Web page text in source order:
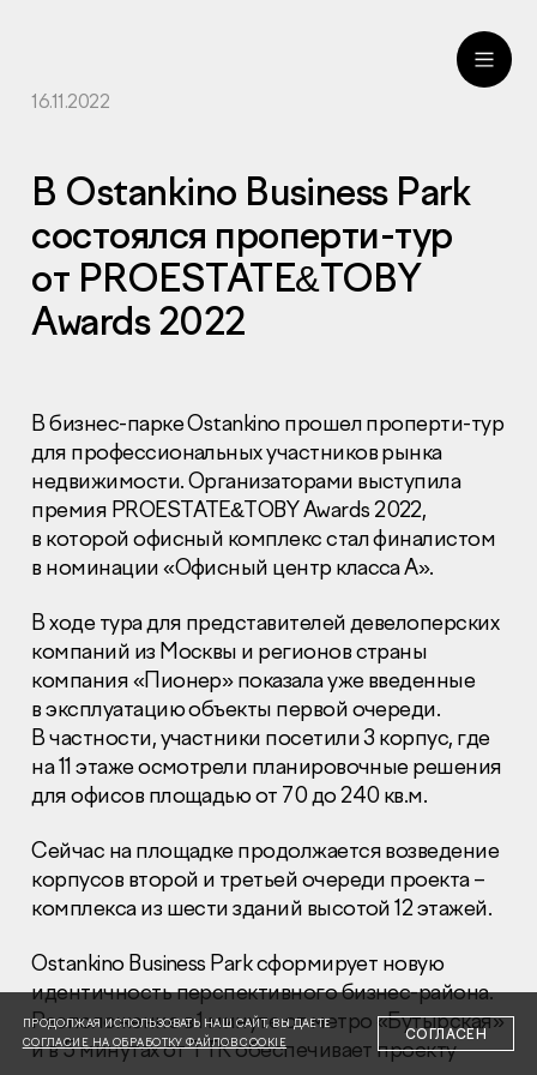
Раскрытие информации
Правовая информация
Сообщить о коррупции
+7 (495) 502 95 59
Отдел продаж
+7 (495) 641-35-35
Заказать звонок
© 2001-2026 Компания «Пионер»
16.11.2022
В Ostankino Business Park
состоялся проперти-тур
от PROESTATE&TOBY
Awards 2022
В бизнес-парке Ostankino прошел проперти-тур
для профессиональных участников рынка
недвижимости. Организаторами выступила
премия PROESTATE&TOBY Awards 2022,
в которой офисный комплекс стал финалистом
в номинации «Офисный центр класса А».
В ходе тура для представителей девелоперских
компаний из Москвы и регионов страны
компания «Пионер» показала уже введенные
в эксплуатацию объекты первой очереди.
В частности, участники посетили 3 корпус, где
на 11 этаже осмотрели планировочные решения
для офисов площадью от 70 до 240 кв.м.
Сейчас на площадке продолжается возведение
корпусов второй и третьей очереди проекта –
комплекса из шести зданий высотой 12 этажей.
Ostankino Business Park сформирует новую
идентичность перспективного бизнес-района.
Расположение в 1 минуте от метро «Бутырская»
и в 5 минутах от ТТК обеспечивает проекту
ПРОДОЛЖАЯ ИСПОЛЬЗОВАТЬ НАШ САЙТ, ВЫ ДАЕТЕ
СОГЛАСИЕ НА ОБРАБОТКУ ФАЙЛОВ COOKIE
СОГЛАСЕН